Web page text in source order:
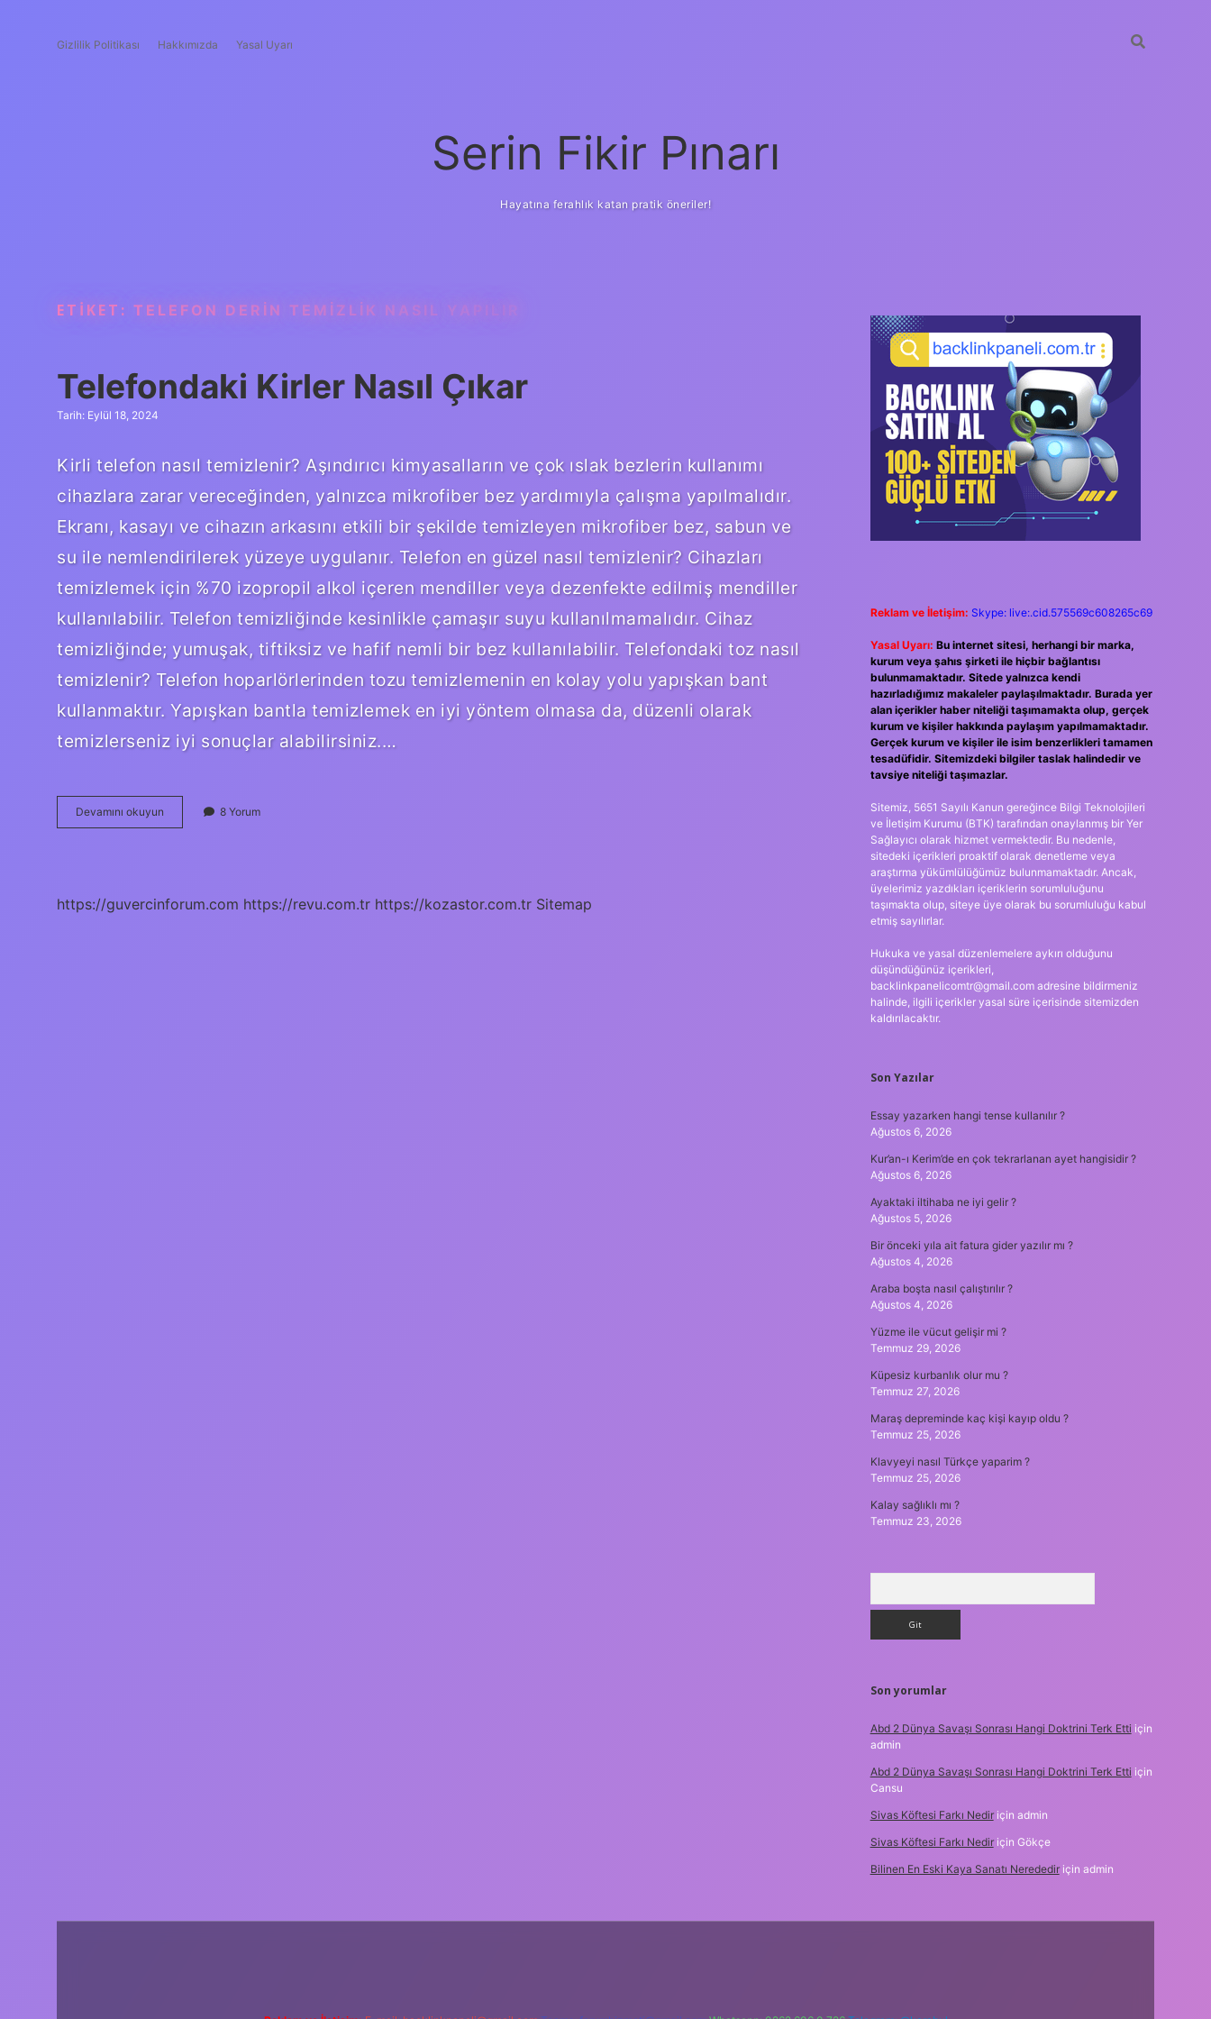
Gizlilik Politikası Hakkımızda Yasal Uyarı
Serin Fikir Pınarı
Hayatına ferahlık katan pratik öneriler!
ETIKET: TELEFON DERIN TEMIZLIK NASIL YAPILIR
Telefondaki Kirler Nasıl Çıkar
Tarih: Eylül 18, 2024
Kirli telefon nasıl temizlenir? Aşındırıcı kimyasalların ve çok ıslak bezlerin kullanımı
cihazlara zarar vereceğinden, yalnızca mikrofiber bez yardımıyla çalışma yapılmalıdır.
Ekranı, kasayı ve cihazın arkasını etkili bir şekilde temizleyen mikrofiber bez, sabun ve
su ile nemlendirilerek yüzeye uygulanır. Telefon en güzel nasıl temizlenir? Cihazları
temizlemek için %70 izopropil alkol içeren mendiller veya dezenfekte edilmiş mendiller
kullanılabilir. Telefon temizliğinde kesinlikle çamaşır suyu kullanılmamalıdır. Cihaz
temizliğinde; yumuşak, tiftiksiz ve hafif nemli bir bez kullanılabilir. Telefondaki toz nasıl
temizlenir? Telefon hoparlörlerinden tozu temizlemenin en kolay yolu yapışkan bant
kullanmaktır. Yapışkan bantla temizlemek en iyi yöntem olmasa da, düzenli olarak
temizlerseniz iyi sonuçlar alabilirsiniz.…
Devamını okuyun Telefondaki
Kirler
8 Yorum
https://guvercinforum.com https://revu.com.tr https://kozastor.com.tr Sitemap
SIDEBAR
Reklam ve İletişim: Skype: live:.cid.575569c608265c69
Yasal Uyarı: Bu internet sitesi, herhangi bir marka,
kurum veya şahıs şirketi ile hiçbir bağlantısı
bulunmamaktadır. Sitede yalnızca kendi
hazırladığımız makaleler paylaşılmaktadır. Burada yer
alan içerikler haber niteliği taşımamakta olup, gerçek
kurum ve kişiler hakkında paylaşım yapılmamaktadır.
Gerçek kurum ve kişiler ile isim benzerlikleri tamamen
tesadüfidir. Sitemizdeki bilgiler taslak halindedir ve
tavsiye niteliği taşımazlar.
Sitemiz, 5651 Sayılı Kanun gereğince Bilgi Teknolojileri
ve İletişim Kurumu (BTK) tarafından onaylanmış bir Yer
Sağlayıcı olarak hizmet vermektedir. Bu nedenle,
sitedeki içerikleri proaktif olarak denetleme veya
araştırma yükümlülüğümüz bulunmamaktadır. Ancak,
üyelerimiz yazdıkları içeriklerin sorumluluğunu
taşımakta olup, siteye üye olarak bu sorumluluğu kabul
etmiş sayılırlar.
Hukuka ve yasal düzenlemelere aykırı olduğunu
düşündüğünüz içerikleri,
backlinkpanelicomtr@gmail.comadresine bildirmeniz
halinde, ilgili içerikler yasal süre içerisinde sitemizden
kaldırılacaktır.
Son Yazılar
Essay yazarken hangi tense kullanılır ?
Ağustos 6, 2026
Kur’an-ı Kerim’de en çok tekrarlanan ayet hangisidir ?
Ağustos 6, 2026
Ayaktaki iltihaba ne iyi gelir ?
Ağustos 5, 2026
Bir önceki yıla ait fatura gider yazılır mı ?
Ağustos 4, 2026
Araba boşta nasıl çalıştırılır ?
Ağustos 4, 2026
Yüzme ile vücut gelişir mi ?
Temmuz 29, 2026
Küpesiz kurbanlık olur mu ?
Temmuz 27, 2026
Maraş depreminde kaç kişi kayıp oldu ?
Temmuz 25, 2026
Klavyeyi nasıl Türkçe yaparim ?
Temmuz 25, 2026
Kalay sağlıklı mı ?
Temmuz 23, 2026
Son yorumlar
Abd 2 Dünya Savaşı Sonrası Hangi Doktrini Terk Etti için
admin
Abd 2 Dünya Savaşı Sonrası Hangi Doktrini Terk Etti için
Cansu
Sivas Köftesi Farkı Nediriçin admin
Sivas Köftesi Farkı Nediriçin Gökçe
Bilinen En Eski Kaya Sanatı Neredediriçin admin